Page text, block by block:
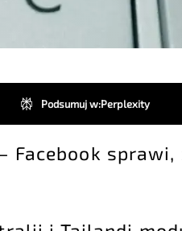
Podsumuj w:Perplexity
Facebook